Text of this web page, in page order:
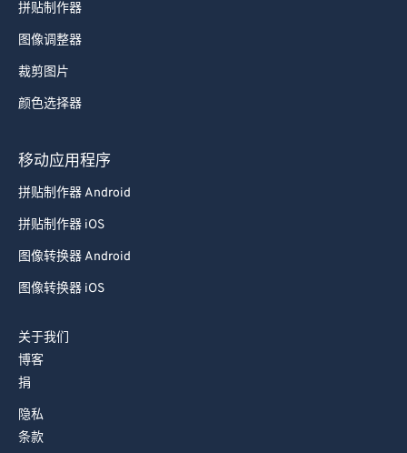
拼贴制作器
图像调整器
裁剪图片
颜色选择器
移动应用程序
拼贴制作器 Android
拼贴制作器 iOS
图像转换器 Android
图像转换器 iOS
关于我们
博客
捐
隐私
条款